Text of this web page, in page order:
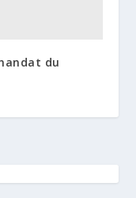
du